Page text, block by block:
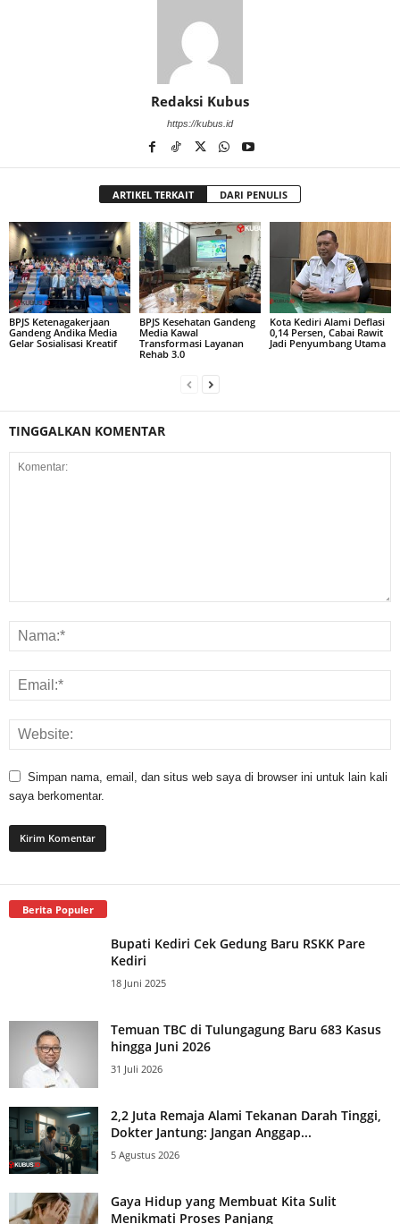
Redaksi Kubus
https://kubus.id
ARTIKEL TERKAIT DARI PENULIS
BPJS Ketenagakerjaan
Gandeng Andika Media
Gelar Sosialisasi Kreatif
BPJS Kesehatan Gandeng
Media Kawal
Transformasi Layanan
Rehab 3.0
Kota Kediri Alami Deflasi
0,14 Persen, Cabai Rawit
Jadi Penyumbang Utama
TINGGALKAN KOMENTAR
Simpan nama, email, dan situs web saya di browser ini untuk lain kali
saya berkomentar.
Berita Populer
Bupati Kediri Cek Gedung Baru RSKK Pare
Kediri
18 Juni 2025
Temuan TBC di Tulungagung Baru 683 Kasus
hingga Juni 2026
31 Juli 2026
2,2 Juta Remaja Alami Tekanan Darah Tinggi,
Dokter Jantung: Jangan Anggap...
5 Agustus 2026
Gaya Hidup yang Membuat Kita Sulit
Menikmati Proses Panjang